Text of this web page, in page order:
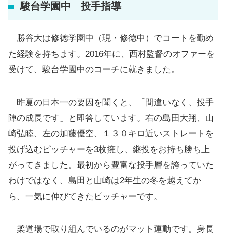
駿台学園中 投手指導
勝谷大は修徳学園中（現・修徳中）でコートを勤め
た経験を持ちます。2016年に、西村監督のオファーを
受けて、駿台学園中のコーチに就きました。
昨夏の日本一の要因を聞くと、「間違いなく、投手
陣の成長です」と即答しています。右の島田大翔、山
崎弘睦、左の加藤優空、１３０キロ近いストレートを
投げ込むピッチャーを3枚擁し、継投をお持ち勝ち上
がってきました。最初から豊富な投手層を誇っていた
わけではなく、島田と山崎は2年生の冬を越えてか
ら、一気に伸びてきたピッチャーです。
柔道場で取り組んでいるのがマット運動です。身長